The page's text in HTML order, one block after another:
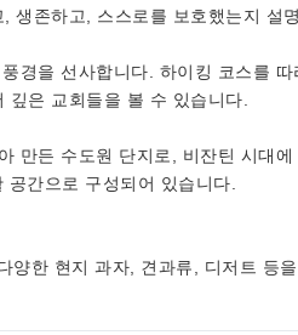
생존하고, 스스로를 보호했는지 설
경을 선사합니다. 하이킹 코스를
은 교회들을 볼 수 있습니다.
만든 수도원 단지로, 비잔틴 시대
간으로 구성되어 있습니다.
한 현지 과자, 견과류, 디저트 등